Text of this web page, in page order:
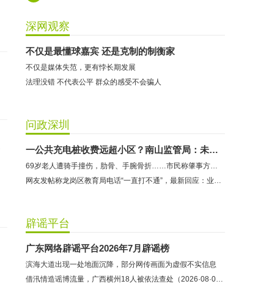
深网观察
不仅是最懂球嘉宾 还是克制的制衡家
不仅是媒体失范，更有悖长期发展
​法理没错 不代表公平 群众的感受不会骗人
问政深圳
一公共充电桩收费远超小区？南山监管局：未违反《价格法》
69岁老人遭骑手撞伤，肋骨、手腕骨折……市民称肇事方拒绝出具赔偿方案，交管：依法依规核查处置
网友发帖称龙岗区教育局电话“一直打不通”，最新回应：业务人员因公外出未能及时接听
辟谣平台
广东网络辟谣平台2026年7月辟谣榜
滨海大道出现一处地面沉降，部分网传画面为虚假不实信息
借汛情造谣博流量，广西横州18人被依法查处（2026·08·05）
哈尔特健身：商家拒不配合调解
龅牙兔儿童情商训练营：商家承诺退费未履行